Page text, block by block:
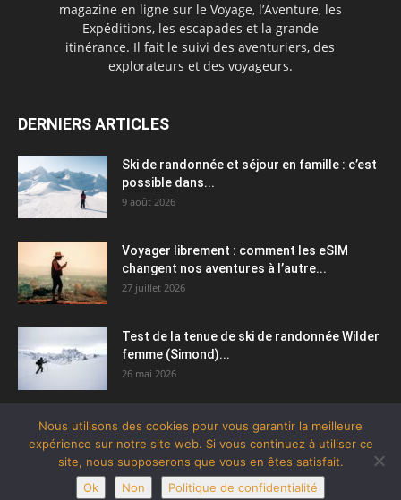
magazine en ligne sur le Voyage, l’Aventure, les
Expéditions, les escapades et la grande
itinérance. Il fait le suivi des aventuriers, des
explorateurs et des voyageurs.
DERNIERS ARTICLES
Ski de randonnée et séjour en famille : c’est
possible dans...
9 août 2026
Voyager librement : comment les eSIM
changent nos aventures à l’autre...
27 juillet 2026
Test de la tenue de ski de randonnée Wilder
femme (Simond)...
26 mai 2026
© Tous droits réservés
Nous utilisons des cookies pour vous garantir la meilleure
expérience sur notre site web. Si vous continuez à utiliser ce
site, nous supposerons que vous en êtes satisfait.
Ok
Non Politique de confidentialité